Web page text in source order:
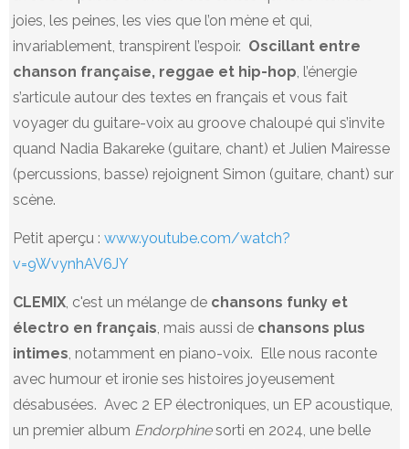
joies, les peines, les vies que l’on mène et qui,
invariablement, transpirent l’espoir. Oscillant entre
chanson française, reggae et hip-hop , l’énergie
s’articule autour des textes en français et vous fait
voyager du guitare-voix au groove chaloupé qui s’invite
quand Nadia Bakareke (guitare, chant) et Julien Mairesse
(percussions, basse) rejoignent Simon (guitare, chant) sur
scène.
Petit aperçu :www.youtube.com/watch?
v=9WvynhAV6JY
CLEMIX , c'est un mélange de chansons funky et
électro en français , mais aussi de chansons plus
intimes , notamment en piano-voix. Elle nous raconte
avec humour et ironie ses histoires joyeusement
désabusées. Avec 2 EP électroniques, un EP acoustique,
un premier album Endorphinesorti en 2024, une belle